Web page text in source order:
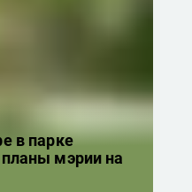
в парке
мэрии на